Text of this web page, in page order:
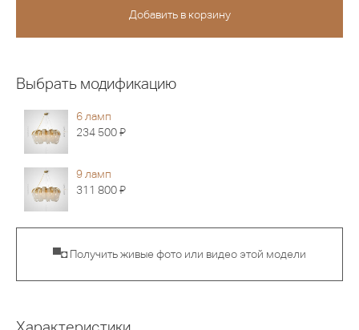
Выбрать модификацию
6 ламп
234 500Я
9 ламп
311 800Я
▀◘ Получить живые фото или видео этой модели